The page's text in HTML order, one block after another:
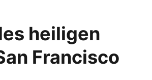
heiligen
Francisco